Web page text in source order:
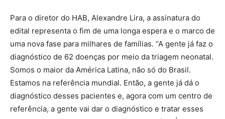
Para o diretor do HAB, Alexandre Lira, a assinatura do
edital representa o fim de uma longa espera e o marco de
uma nova fase para milhares de famílias. “A gente já faz o
diagnóstico de 62 doenças por meio da triagem neonatal.
Somos o maior da América Latina, não só do Brasil.
Estamos na referência mundial. Então, a gente já dá o
diagnóstico desses pacientes e, agora com um centro de
referência, a gente vai dar o diagnóstico e tratar esses